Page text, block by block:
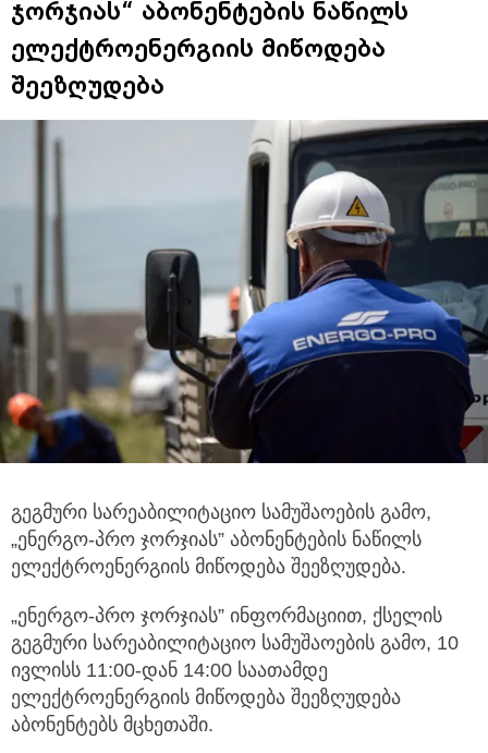
ჯორჯიას“ აბონენტების ნაწილს
ელექტროენერგიის მიწოდება
შეეზღუდება
გეგმური სარეაბილიტაციო სამუშაოების გამო,
„ენერგო-პრო ჯორჯიას” აბონენტების ნაწილს
ელექტროენერგიის მიწოდება შეეზღუდება.
„ენერგო-პრო ჯორჯიას” ინფორმაციით, ქსელის
გეგმური სარეაბილიტაციო სამუშაოების გამო, 10
ივლისს 11:00-დან 14:00 საათამდე
ელექტროენერგიის მიწოდება შეეზღუდება
აბონენტებს მცხეთაში.